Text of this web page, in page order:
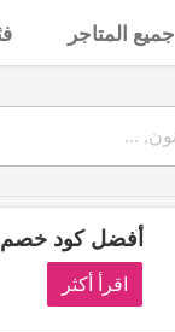
جميع المتاجر
أفضل كود خصم
اقرأ أكثر